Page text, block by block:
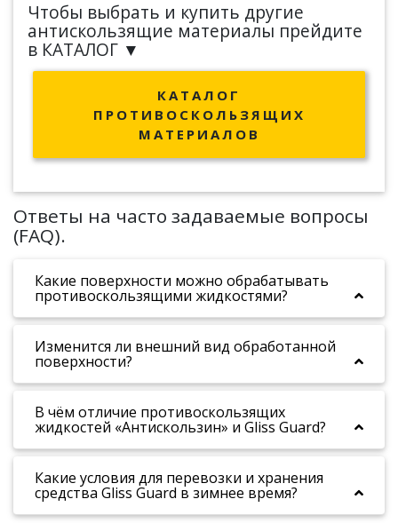
Чтобы выбрать и купить другие
антискользящие материалы прейдите
в КАТАЛОГ ▼
КАТАЛОГ
ПРОТИВОСКОЛЬЗЯЩИХ
МАТЕРИАЛОВ
Ответы на часто задаваемые вопросы
(FAQ).
Какие поверхности можно обрабатывать
противоскользящими жидкостями?
Изменится ли внешний вид обработанной
поверхности?
В чём отличие противоскользящих
жидкостей «Антискользин» и Gliss Guard?
Какие условия для перевозки и хранения
средства Gliss Guard в зимнее время?